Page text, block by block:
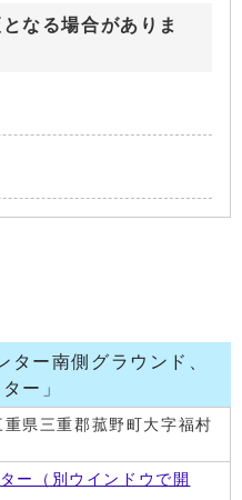
なる場合がありま
ー南側グラウンド、
ー」
県三重郡菰野町大字福村
ー
（別ウインドウで開